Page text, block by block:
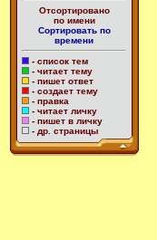
Отсортировано
по имени
Сортировать по
времени
- список тем
- читает тему
- пишет ответ
- создает тему
- правка
- читает личку
- пишет в личку
- др. страницы